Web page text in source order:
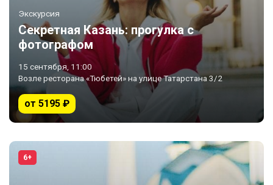
Экскурсия
Секретная Казань: прогулка с
фотографом
15 сентября, 11:00
Возле ресторана «Тюбетей» на улице Татарстана 3/2
от 5195 ₽
6+